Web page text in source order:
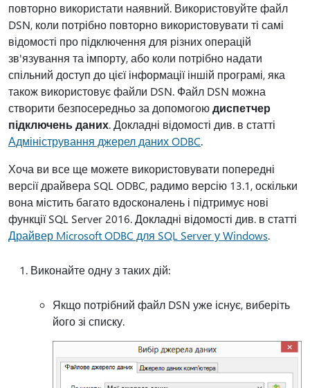
повторно використати наявний. Використовуйте файл
DSN, коли потрібно повторно використовувати ті самі
відомості про підключення для різних операцій
зв'язування та імпорту, або коли потрібно надати
спільний доступ до цієї інформації іншій програмі, яка
також використовує файли DSN. Файл DSN можна
створити безпосередньо за допомогоюдиспетчер
підключень даних. Докладні відомості див. в статті
Адміністрування джерел даних ODBC.
Хоча ви все ще можете використовувати попередні
версії драйвера SQL ODBC, радимо версію 13.1, оскільки
вона містить багато вдосконалень і підтримує нові
функції SQL Server 2016. Докладні відомості див. в статті
Драйвер Microsoft ODBC для SQL Server у Windows.
Виконайте одну з таких дій:
Якщо потрібний файл DSN уже існує, виберіть
його зі списку.